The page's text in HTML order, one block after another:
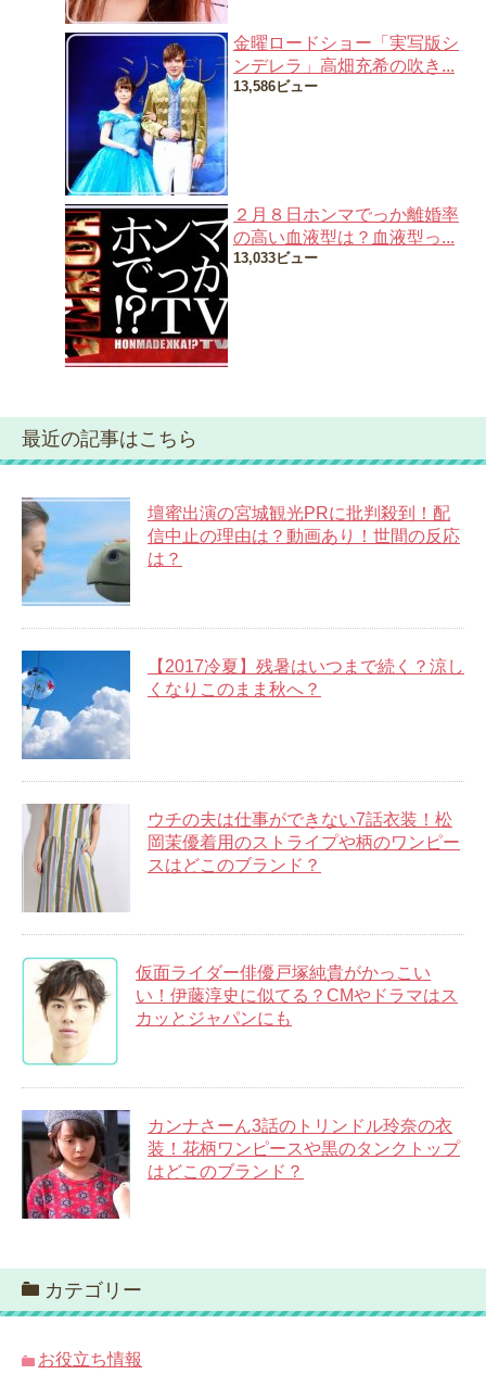
金曜ロードショー「実写版シ
ンデレラ」高畑充希の吹き...
13,586ビュー
２月８日ホンマでっか離婚率
の高い血液型は？血液型っ...
13,033ビュー
最近の記事はこちら
壇蜜出演の宮城観光PRに批判殺到！配
信中止の理由は？動画あり！世間の反応
は？
【2017冷夏】残暑はいつまで続く？涼し
くなりこのまま秋へ？
ウチの夫は仕事ができない7話衣装！松
岡茉優着用のストライプや柄のワンピー
スはどこのブランド？
仮面ライダー俳優戸塚純貴がかっこい
い！伊藤淳史に似てる？CMやドラマはス
カッとジャパンにも
カンナさーん3話のトリンドル玲奈の衣
装！花柄ワンピースや黒のタンクトップ
はどこのブランド？
カテゴリー
お役立ち情報